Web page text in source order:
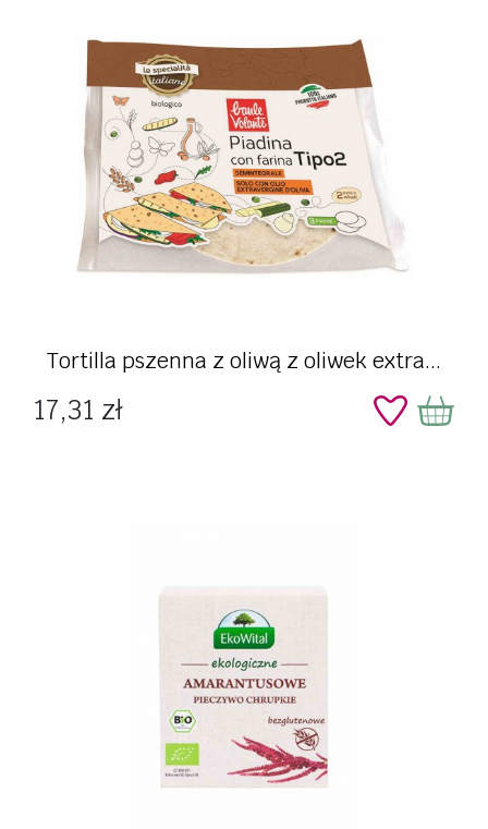
Tortilla pszenna z oliwą z oliwek extra...
Cena
17,31 zł